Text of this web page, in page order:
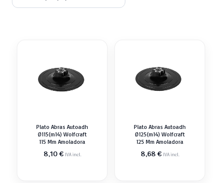
Plato Abras Autoadh
Ø115(m14) Wolfcraft
115 Mm Amoladora
8,10€ IVA incl.
Plato Abras Autoadh
Ø125(m14) Wolfcraft
125 Mm Amoladora
8,68€ IVA incl.